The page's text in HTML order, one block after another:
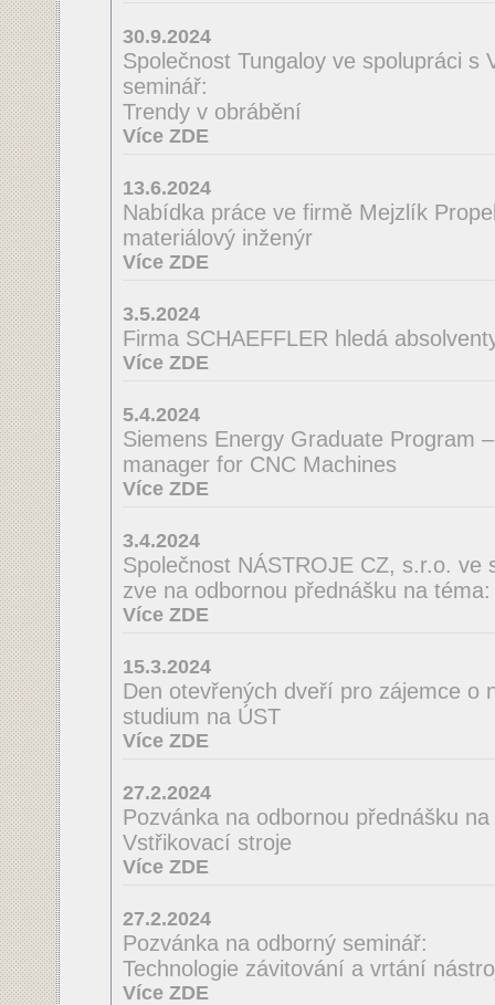
30.9.2024
Společnost Tungaloy ve spolupráci s
seminář:
Trendy v obrábění
Více ZDE
13.6.2024
Nabídka práce ve firmě Mejzlík
materiálový inženýr
Více ZDE
3.5.2024
Firma SCHAEFFLER hledá
Více ZDE
5.4.2024
Siemens Energy Graduate Program
manager for CNC Machines
Více ZDE
3.4.2024
Společnost NÁSTROJE CZ, s.r.o. ve
zve na odbornou přednášku na
Více ZDE
15.3.2024
Den otevřených dveří pro zájemce o
studium na ÚST
Více ZDE
27.2.2024
Pozvánka na odbornou přednášku
Vstřikovací stroje
Více ZDE
27.2.2024
Pozvánka na odborný seminář:
Technologie závitování a vrtání
Více ZDE